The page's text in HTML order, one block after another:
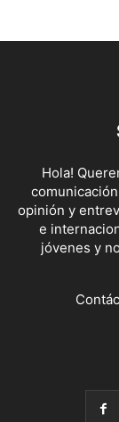
Hola!
opinión y
e
jóvenes y